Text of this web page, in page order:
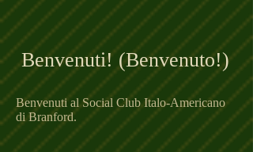
​Benvenuti! (Benvenuto!)
Benvenuti al Social Club Italo-Americano
di Branford.